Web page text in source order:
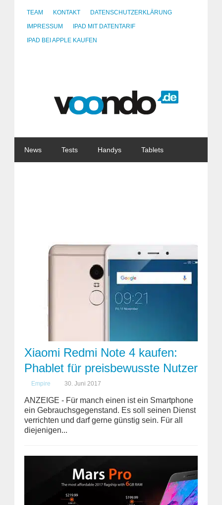
TEAM KONTAKT
DATENSCHUTZERKLÄRUNG
IMPRESSUM
IPAD MIT DATENTARIF
IPAD BEI APPLE KAUFEN
News Tests Handys Tablets
Xiaomi Redmi Note 4 kaufen:
Phablet für preisbewusste Nutzer
Empire 30. Juni 2017
ANZEIGE - Für manch einen ist ein Smartphone
ein Gebrauchsgegenstand. Es soll seinen Dienst
verrichten und darf gerne günstig sein. Für all
diejenigen...